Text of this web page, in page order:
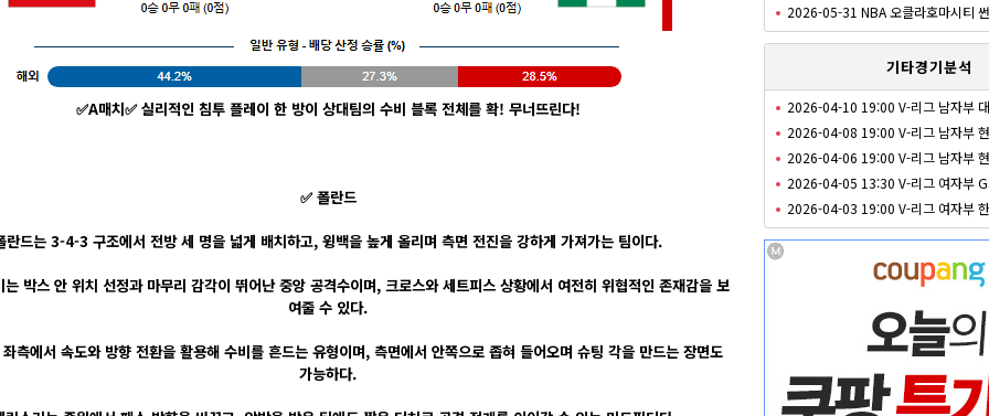
✅A매치✅ 실리적인 침투 플레이 한 방이 상대팀의 수비 블록 전체를 확! 무너뜨린다!
✅ 폴란드
란드는 3-4-3 구조에서 전방 세 명을 넓게 배치하고, 윙백을 높게 올리며 측면 전진을 강하게 가져가는 팀이다.
는 박스 안 위치 선정과 마무리 감각이 뛰어난 중앙 공격수이며, 크로스와 세트피스 상황에서 여전히 위협적인 존재감을 보
여줄 수 있다.
측에서 속도와 방향 전환을 활용해 수비를 흔드는 유형이며, 측면에서 안쪽으로 좁혀 들어오며 슈팅 각을 만드는 장면도
가능하다.
2026-05-31 NBA 오클라호마시티
기타경기분석
2026-04-10 19:00 V-리그 남자부
2026-04-08 19:00 V-리그 남자부
2026-04-06 19:00 V-리그 남자부
2026-04-05 13:30 V-리그 여자부
2026-04-03 19:00 V-리그 여자부